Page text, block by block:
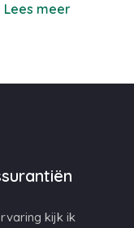
Lees meer
kijk ik